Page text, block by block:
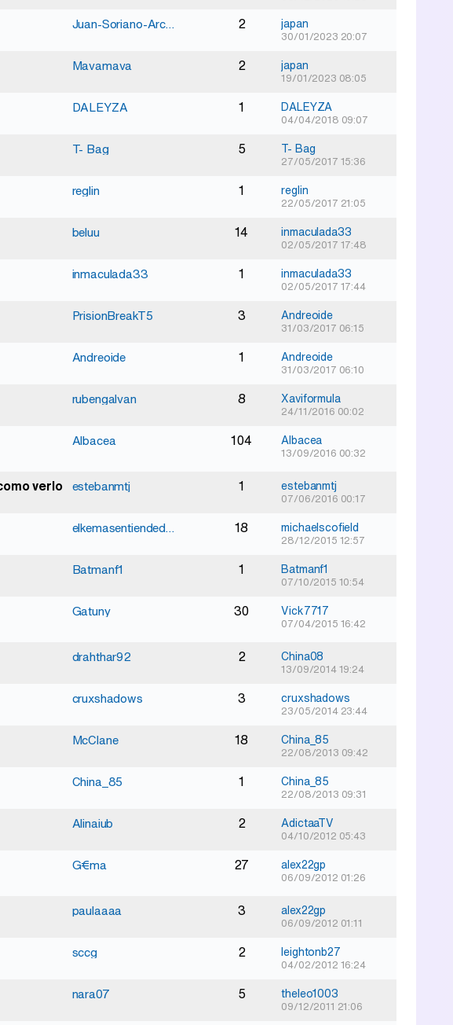
Juan-Soriano-Arcos 2 japan
30/01/2023 20:07
Mavamava 2 japan
19/01/2023 08:05
DALEYZA 1 DALEYZA
04/04/2018 09:07
T- Bag 5 T- Bag
27/05/2017 15:36
reglin 1 reglin
22/05/2017 21:05
beluu 14 inmaculada33
02/05/2017 17:48
inmaculada33 1 inmaculada33
02/05/2017 17:44
PrisionBreakT5 3 Andreoide
31/03/2017 06:15
Andreoide 1 Andreoide
31/03/2017 06:10
rubengalvan 8 Xaviformula
24/11/2016 00:02
Albacea 104 Albacea
13/09/2016 00:32
verlo estebanmtj 1 estebanmtj
07/06/2016 00:17
elkemasentiendedetv 18 michaelscofield
28/12/2015 12:57
Batmanf1 1 Batmanf1
07/10/2015 10:54
Gatuny 30 Vick7717
07/04/2015 16:42
drahthar92 2 China08
13/09/2014 19:24
cruxshadows 3 cruxshadows
23/05/2014 23:44
McClane 18 China_85
22/08/2013 09:42
China_85 1 China_85
22/08/2013 09:31
Alinaiub 2 AdictaaTV
04/10/2012 05:43
G€ma 27 alex22gp
06/09/2012 01:26
paulaaaa 3 alex22gp
06/09/2012 01:11
sccg 2 leightonb27
04/02/2012 16:24
nara07 5 theleo1003
09/12/2011 21:06